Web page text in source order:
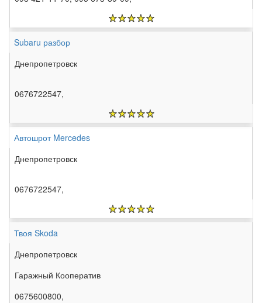
Subaru разбор
Днепропетровск
0676722547,
Автошрот Mercedes
Днепропетровск
0676722547,
Твоя Skoda
Днепропетровск
Гаражный Кооператив
0675600800,